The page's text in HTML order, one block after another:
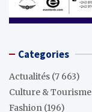
Categories
Actualités (7 663)
Culture & Tourisme
Fashion (196)